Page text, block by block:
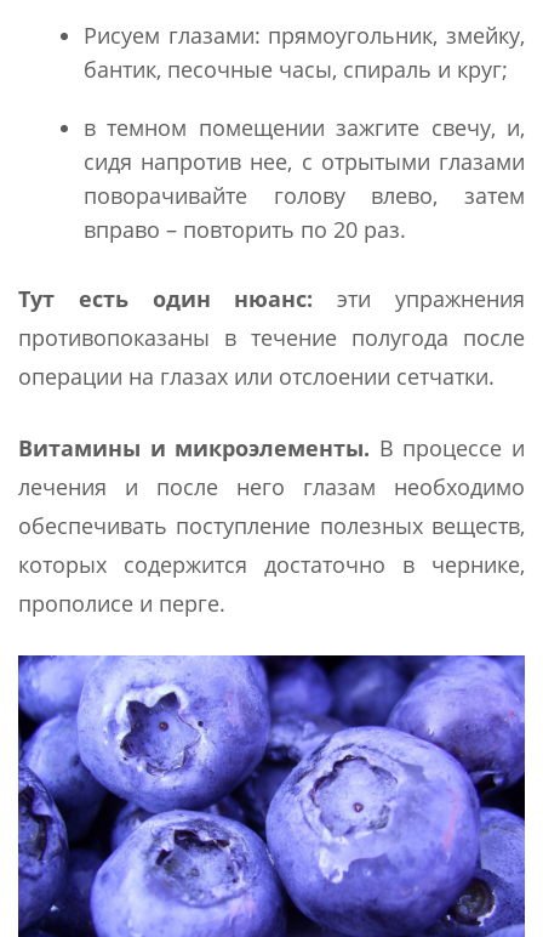
Рисуем глазами: прямоугольник, змейку,
бантик, песочные часы, спираль и круг;
в темном помещении зажгите свечу, и,
сидя напротив нее, с отрытыми глазами
поворачивайте голову влево, затем
вправо – повторить по 20 раз.
Тут есть один нюанс: эти упражнения
противопоказаны в течение полугода после
операции на глазах или отслоении сетчатки.
Витамины и микроэлементы. В процессе и
лечения и после него глазам необходимо
обеспечивать поступление полезных веществ,
которых содержится достаточно в чернике,
прополисе и перге.